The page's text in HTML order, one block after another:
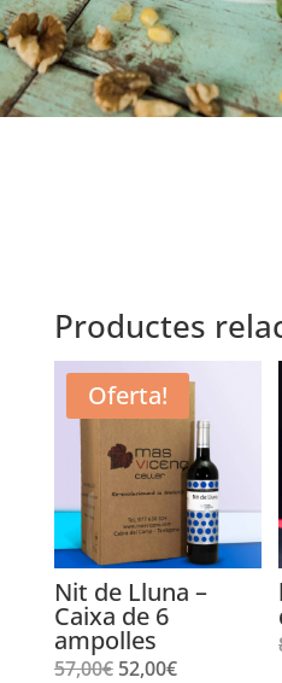
Productes
Oferta!
Nit de Lluna –
Caixa de 6
ampolles
57,00€ El
52,00€El